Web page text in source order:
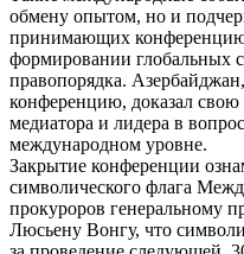
обмену опытом, но и
принимающих
формировании глобальных
правопорядка.
конференцию, доказал свою
медиатора и лидера в
международном уровне.
Закрытие конференции
символического флага
прокуроров генеральному
Люсьену Вонгу, что